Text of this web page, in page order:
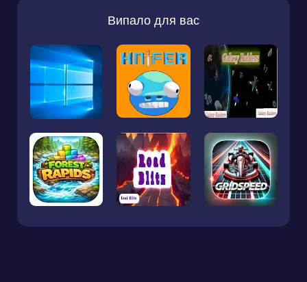
Випало для вас